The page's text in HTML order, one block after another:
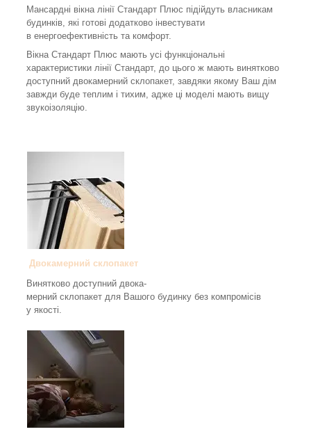
Мансардні вікна лінії Стандарт Плюс підійдуть власникам
будинків, які готові додатково інвестувати
в енергоефективність та комфорт.
Вікна Стандарт Плюс мають усі функціональні
характеристики лінії Стандарт, до цього ж мають винятково
доступний двокамерний склопакет, завдяки якому Ваш дім
завжди буде теплим і тихим, адже ці моделі мають вищу
звукоізоляцію.
Двокамерний склопакет
Винятково доступний двока-
мерний склопакет для Вашого будинку без компромісів
у якості.